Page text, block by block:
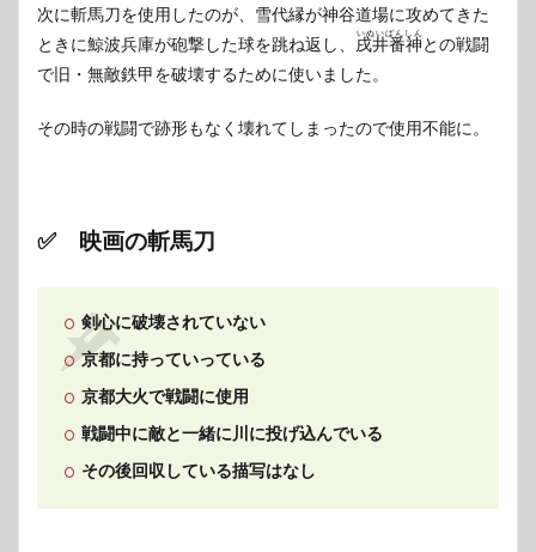
次に斬馬刀を使用したのが、雪代縁が神谷道場に攻めてきた
ときに鯨波兵庫が砲撃した球を跳ね返し、 戌井番神
いぬいばんしん
との戦闘
で旧・無敵鉄甲を破壊するために使いました。
その時の戦闘で跡形もなく壊れてしまったので使用不能に。
✅ 映画の斬馬刀
剣心に破壊されていない
京都に持っていっている
京都大火で戦闘に使用
戦闘中に敵と一緒に川に投げ込んでいる
その後回収している描写はなし